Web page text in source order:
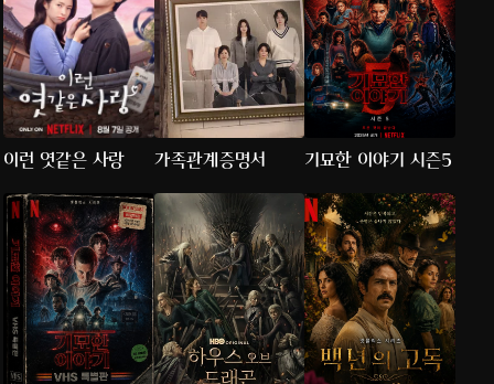
이런 엿같은 사랑 가족관계증명서 기묘한 이야기 시즌5